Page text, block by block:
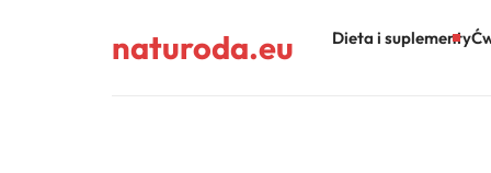
naturoda.eu Dieta i suplementy